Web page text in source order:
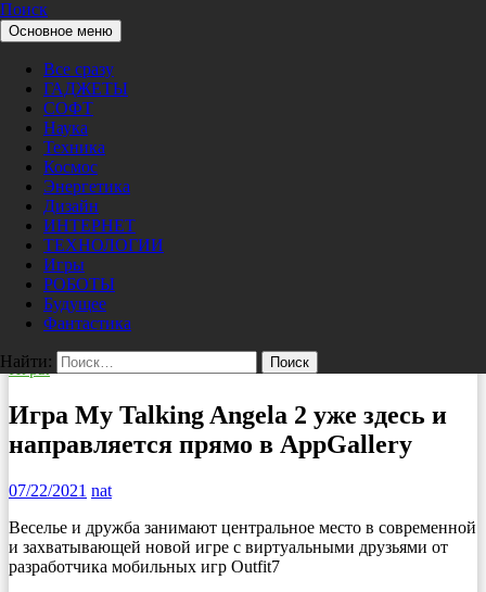
Перейти к содержимому
Pro/Hi-Tech
Поиск
Основное меню
Все сразу
ГАДЖЕТЫ
СОФТ
Наука
Техника
Космос
Энергетика
Дизайн
ИНТЕРНЕТ
ТЕХНОЛОГИИ
Игры
РОБОТЫ
Будущее
Фантастика
Найти:
Игры
Игра My Talking Angela 2 уже здесь и
направляется прямо в AppGallery
07/22/2021 nat
Веселье и дружба занимают центральное место в современной
и захватывающей новой игре с виртуальными друзьями от
разработчика мобильных игр Outfit7